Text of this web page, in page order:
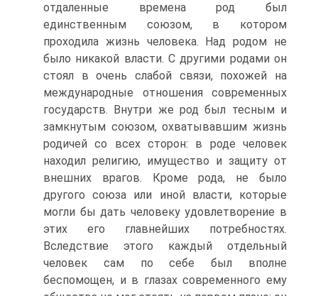
отдаленные времена род был
единственным союзом, в котором
проходила жизнь человека. Над родом не
было никакой власти. С другими родами он
стоял в очень слабой связи, похожей на
международные отношения современных
государств. Внутри же род был тесным и
замкнутым союзом, охватывавшим жизнь
родичей со всех сторон: в роде человек
находил религию, имущество и защиту от
внешних врагов. Кроме рода, не было
другого союза или иной власти, которые
могли бы дать человеку удовлетворение в
этих его главнейших потребностях.
Вследствие этого каждый отдельный
человек сам по себе был вполне
беспомощен, и в глазах современного ему